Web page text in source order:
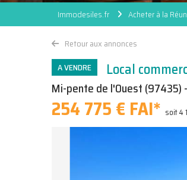
Immodesiles.fr Acheter à la
Retour aux annonces
A VENDRE
Local
Mi-pente de l'Ouest (97435)
254 775 € FAI* soit 4